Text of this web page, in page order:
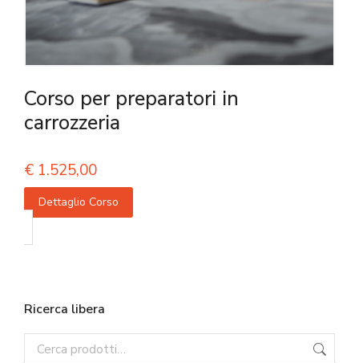
Corso per preparatori in
carrozzeria
€ 1.525,00
Dettaglio Corso
Ricerca libera